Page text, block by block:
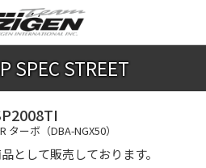
SPEC STREET
ターボ（DBA-NGX50）
として販売しております。